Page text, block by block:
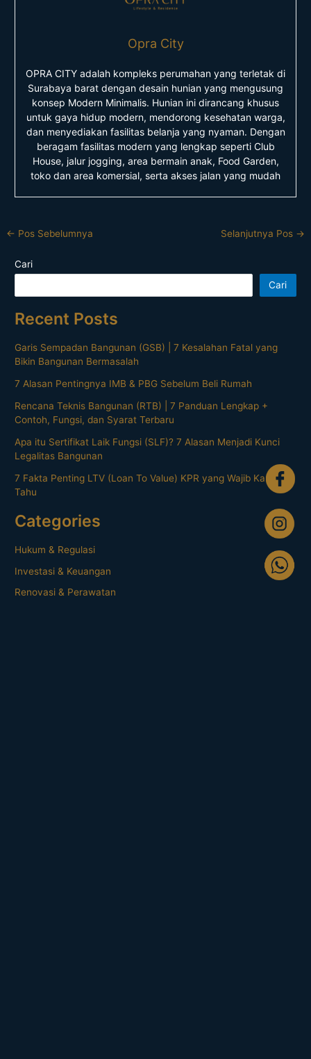
Opra City
OPRA CITY adalah kompleks perumahan yang terletak di
Surabaya barat dengan desain hunian yang mengusung
konsep Modern Minimalis. Hunian ini dirancang khusus
untuk gaya hidup modern, mendorong kesehatan warga,
dan menyediakan fasilitas belanja yang nyaman. Dengan
beragam fasilitas modern yang lengkap seperti Club
House, jalur jogging, area bermain anak, Food Garden,
toko dan area komersial, serta akses jalan yang mudah
← Pos Sebelumnya Selanjutnya Pos →
Cari
Cari
Recent Posts
Garis Sempadan Bangunan (GSB) | 7 Kesalahan Fatal yang
Bikin Bangunan Bermasalah
7 Alasan Pentingnya IMB & PBG Sebelum Beli Rumah
Rencana Teknis Bangunan (RTB) | 7 Panduan Lengkap +
Contoh, Fungsi, dan Syarat Terbaru
Apa itu Sertifikat Laik Fungsi (SLF)? 7 Alasan Menjadi Kunci
Legalitas Bangunan
7 Fakta Penting LTV (Loan To Value) KPR yang Wajib Kamu
Tahu
Categories
Hukum & Regulasi
Investasi & Keuangan
Renovasi & Perawatan